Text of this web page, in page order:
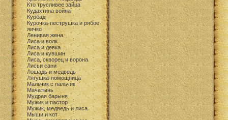
Кто трусливее зайца
Кудахтина война
Курбад
Курочка-пеструшка и рябое
яичко
Ленивая жена
Лиса и волк
Лиса и девка
Лиса и кувшин
Лиса, скворец и ворона
Лисьи сани
Лошадь и медведь
Лягушка-помощница
Мальчик с пальчик
Мачатынь
Мудрая барыня
Мужик и пастор
Мужик, медведь и лиса
Мыши и кот